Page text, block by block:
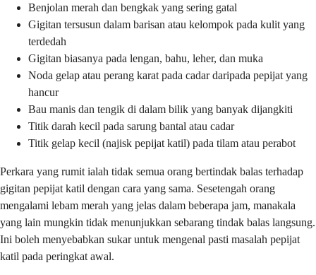
Benjolan merah dan bengkak yang sering gatal
Gigitan tersusun dalam barisan atau kelompok pada kulit yang
terdedah
Gigitan biasanya pada lengan, bahu, leher, dan muka
Noda gelap atau perang karat pada cadar daripada pepijat yang
hancur
Bau manis dan tengik di dalam bilik yang banyak dijangkiti
Titik darah kecil pada sarung bantal atau cadar
Titik gelap kecil (najisk pepijat katil) pada tilam atau perabot
Perkara yang rumit ialah tidak semua orang bertindak balas terhadap
gigitan pepijat katil dengan cara yang sama. Sesetengah orang
mengalami lebam merah yang jelas dalam beberapa jam, manakala
yang lain mungkin tidak menunjukkan sebarang tindak balas langsung.
Ini boleh menyebabkan sukar untuk mengenal pasti masalah pepijat
katil pada peringkat awal.